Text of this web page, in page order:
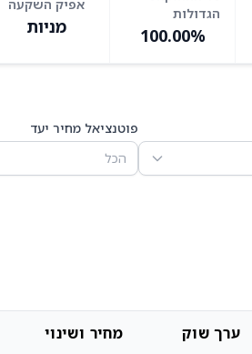
הגדולות
100.00%
אפיק השקעה
מניות
פוטנציאל מחיר יעד
הכל
ערך שוק מחיר ושינוי